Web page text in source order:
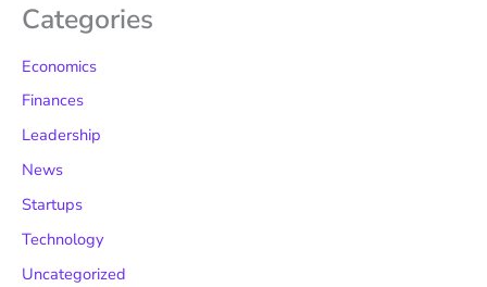
Categories
Economics
Finances
Leadership
News
Startups
Technology
Uncategorized